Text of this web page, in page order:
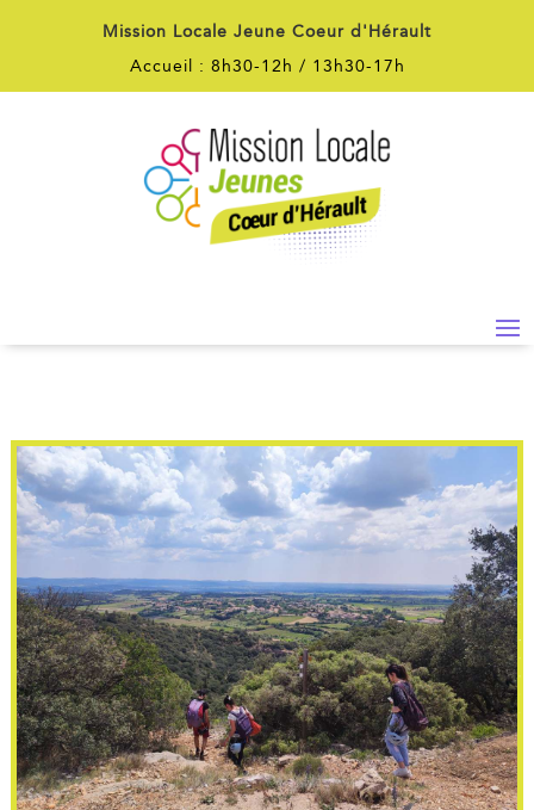
Mission Locale Jeune Coeur d'Hérault
Accueil : 8h30-12h / 13h30-17h